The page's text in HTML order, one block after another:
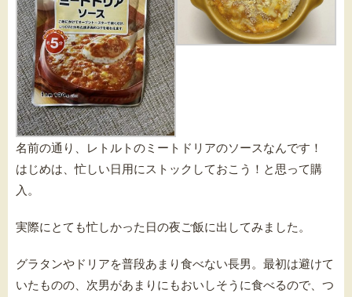
名前の通り、レトルトのミートドリアのソースなんです！
はじめは、忙しい日用にストックしておこう！と思って購
入。
実際にとても忙しかった日の夜ご飯に出してみました。
グラタンやドリアを普段あまり食べない長男。最初は避けて
いたものの、次男があまりにもおいしそうに食べるので、つ